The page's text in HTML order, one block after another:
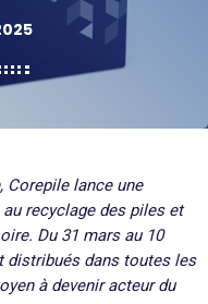
Corepile lance une
recyclage des piles et
Du 31 mars au 10
distribués dans toutes les
à devenir acteur du